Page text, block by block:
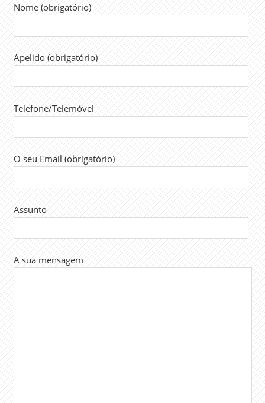
SALÁRIOS
TRABALHADORES
Nome (obrigatório)
Apelido (obrigatório)
Telefone/Telemóvel
O seu Email (obrigatório)
Assunto
A sua mensagem